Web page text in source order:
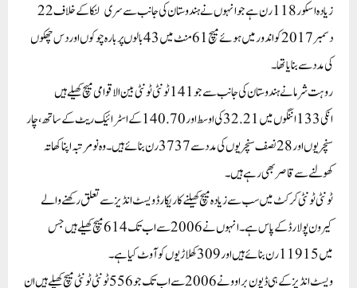
زیادہ اسکور 118 رن ہے جو انہوں نے ہندوستان کی جانب سے سری لنکا کے خلاف22
دسمبر 2017 کو اندورمیں ہوئے میچ 61 منٹ میں43بالوں پربارہ چوکوں اور دس چھکوں
کی مدد سے بنایا تھا۔
روہت شرما نے ہندوستان کی جانب سے جو141 ٹونٹی ٹونٹی بین الاقوامی میچ کھیلے ہیں
انکی133 اننگوں میں32.21 کی اوسط اور140.70 کے اسٹرائیک ریٹ کے ساتھ، چار
سنچریوں اور28 نصف سنچریوں کی مدد سے3737رن بنائے ہیں۔ وہ نو مرتبہ اپنا کھاتہ
کھولنے سے قاصر بھی رہے ہیں۔
ٹونٹی ٹونٹی کرکٹ میں سب سے زیادہ میچ کھیلنے کا ریکارڈ ویسٹ انڈیز سے تعلق رکھنے والے
کیرون پولارڈ کے پاس ہے۔ انہوں نے2006 سے اب تک614 میچ کھیلے ہیں جس
میں11915 رن بنائے ہیں اور309 کھلاڑیوں کو آوٹ کیا ہے۔
ویسٹ انڈیز کے ہی ٖڈیون براوو نے 2006 سے اب تک جو 556 ٹونٹی ٹونٹی میچ کھیلے ہیں ان